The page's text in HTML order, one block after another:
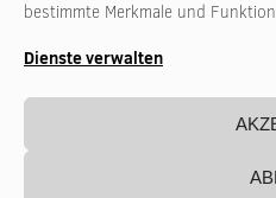
bestimmte Merkmale und
Dienste verwalten